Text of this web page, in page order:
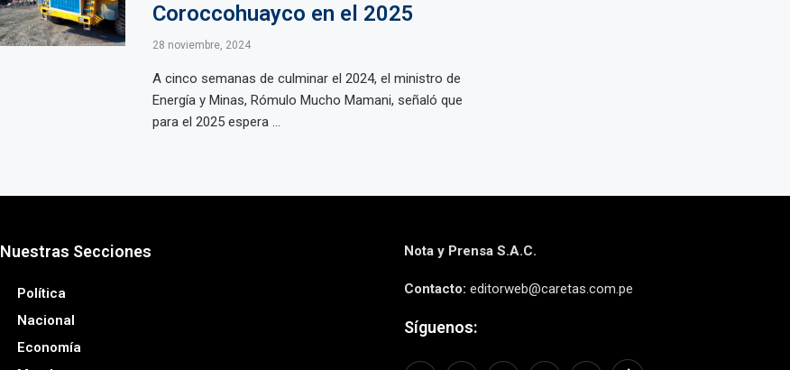
Coroccohuayco en el 2025
28 noviembre, 2024
A cinco semanas de culminar el 2024, el ministro de
Energía y Minas, Rómulo Mucho Mamani, señaló que
para el 2025 espera ...
Nuestras Secciones
Política
Nacional
Economía
Nota y Prensa S.A.C.
Contacto: editorweb@caretas.com.pe
Síguenos: